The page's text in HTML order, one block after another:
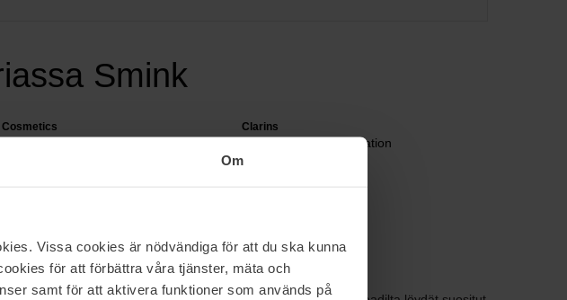
Om
Vissa cookies är nödvändiga för att du ska kunna
för att förbättra våra tjänster, mäta och
samt för att aktivera funktioner som används på
Smink
Cosmetics Clarins
Double Serum Foundation
30 ml